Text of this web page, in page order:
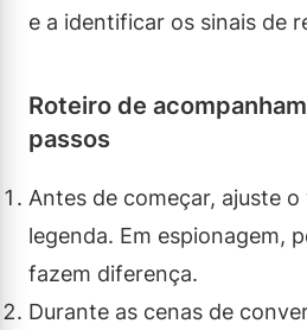
e a identificar os sinais de
Roteiro de
passos
Antes de começar, ajuste o
legenda. Em espionagem,
fazem diferença.
Durante as cenas de